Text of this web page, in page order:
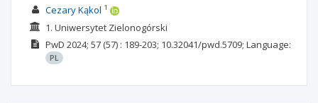
Cezary Kąkol 1
1. Uniwersytet Zielonogórski
PwD 2024; 57(57) : 189-203; 10.32041/pwd.5709; Language:
PL